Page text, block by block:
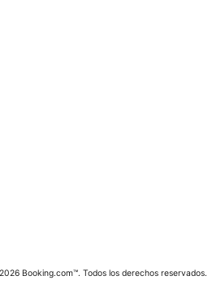
Booking.com™. Todos los derechos reservados.